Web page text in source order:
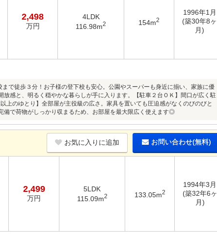
2,498
万円
4LDK
116.98m2 154m2
1996年1月
(築30年8ヶ
月)
で徒歩３分！お子様の登下校も安心。公園やスーパーも身近に揃い、家族に優
感と、明るく穏やかな暮らしが手に入ります。【駐車２台ＯＫ】間口が広く駐
上のゆとり】全部屋が主役級の広さ。家具を置いても圧迫感がなくのびのびと
備で荷物がしっかり収まるため、お部屋を最大限広く使えます◎
お気に入りに追加 お問い合わせ(無料)
2,499
万円
5LDK
115.09m2 133.05m2
1994年3月
(築32年6ヶ
月)